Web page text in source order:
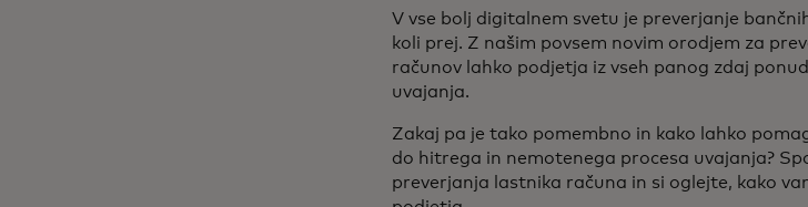
V vse bolj digitalnem svetu je preverjanje
koli prej. Z našim povsem novim orodjem za
računov lahko podjetja iz vseh panog zdaj
uvajanja.
Zakaj pa je tako pomembno in kako lahko
do hitrega in nemotenega procesa uvajanja?
preverjanja lastnika računa in si oglejte, kako